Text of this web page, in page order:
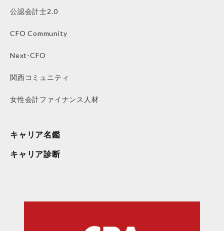
公認会計士2.0
CFO Community
Next-CFO
関西コミュニティ
女性会計ファイナンス人材
キャリア名鑑
キャリア診断